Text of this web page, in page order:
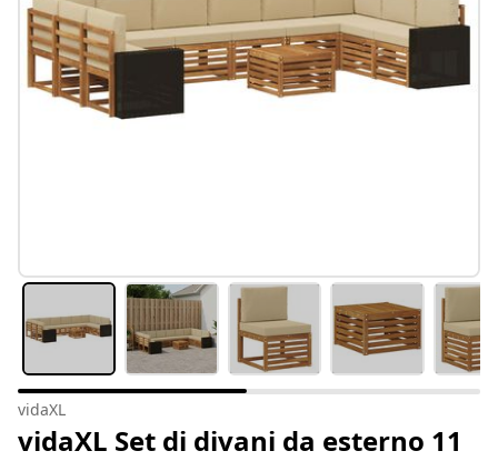
vidaXL
vidaXL Set di divani da esterno 11